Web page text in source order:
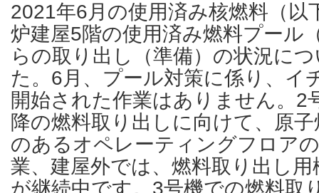
2021年6月の使用済み核燃料（以
炉建屋5階の使用済み燃料プール
らの取り出し（準備）の状況に
た。6月、プール対策に係り、イ
開始された作業はありません。2
降の燃料取り出しに向けて、原
のあるオペレーティングフロア
業、建屋外では、燃料取り出し
が継続中です。3号機での燃料取